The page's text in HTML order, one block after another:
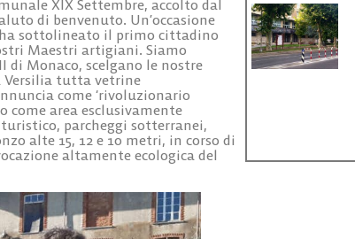
XIX Settembre, accolto dal
di benvenuto. Un’occasione
sottolineato il primo cittadino
Maestri artigiani. Siamo
di Monaco, scelgano le nostre
Versilia tutta vetrine
come ‘rivoluzionario
come area esclusivamente
parcheggi sotterranei,
alte 15, 12 e 10 metri, in corso di
altamente ecologica del